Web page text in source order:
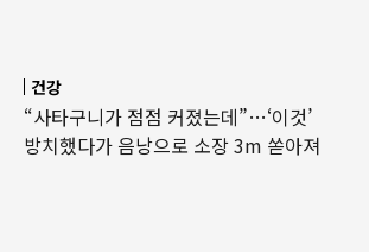
건강
“사타구니가 점점 커졌는데”…‘이것’
방치했다가 음낭으로 소장 3m 쏟아져